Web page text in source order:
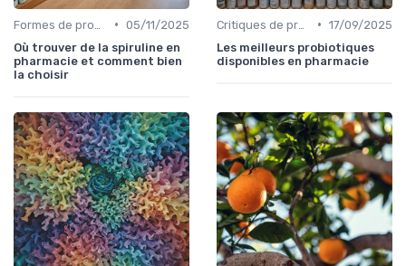
• 05/11/2025
Où trouver de la spiruline en
pharmacie et comment bien
la choisir
• 17/09/2025
Les meilleurs probiotiques
disponibles en pharmacie